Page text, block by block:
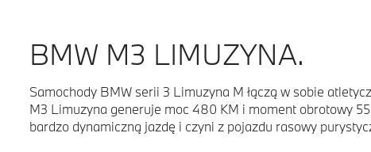
BMW M3 LIMUZYNA.
Samochody BMW serii 3 Limuzyna M łączą w sobie
M3 Limuzyna generuje moc 480 KM i moment obrotowy
bardzo dynamiczną jazdę i czyni z pojazdu rasowy